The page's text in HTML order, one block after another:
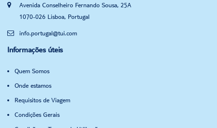
Avenida Conselheiro Fernando Sousa, 25A
1070-026 Lisboa, Portugal
info.portugal@tui.com
Informações úteis
Quem Somos
Onde estamos
Requisitos de Viagem
Condições Gerais